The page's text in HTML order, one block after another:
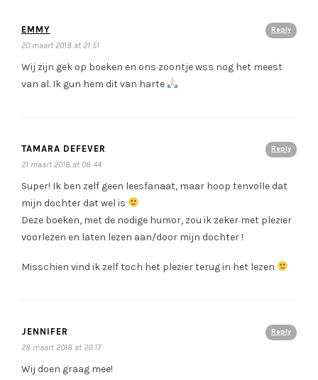
Reply
EMMY
20 maart 2018 at 21:51
Wij zijn gek op boeken en ons zoontje wss nog het meest
van al. Ik gun hem dit van harte
Reply
TAMARA DEFEVER
21 maart 2018 at 08:44
Super! Ik ben zelf geen leesfanaat, maar hoop tenvolle dat
mijn dochter dat wel is
Deze boeken, met de nodige humor, zou ik zeker met plezier
voorlezen en laten lezen aan/door mijn dochter !
Misschien vind ik zelf toch het plezier terug in het lezen
Reply
JENNIFER
28 maart 2018 at 20:17
Wij doen graag mee!